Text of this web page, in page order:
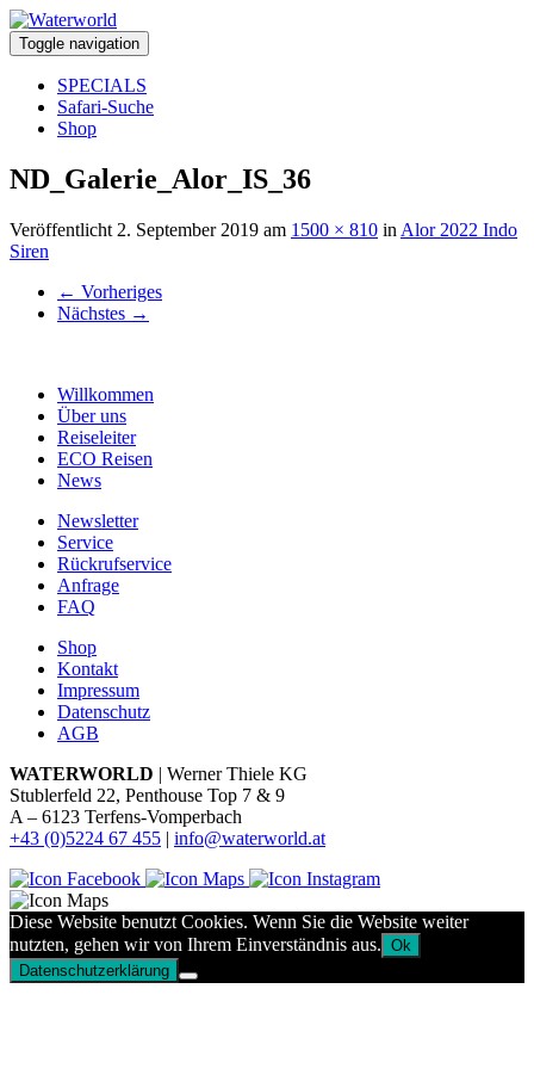
Toggle navigation
SPECIALS
Safari-Suche
Shop
ND_Galerie_Alor_IS_36
Veröffentlicht 2. September 2019 am 1500 × 810 in Alor 2022 Indo
Siren
← Vorheriges
Nächstes →
Willkommen
Über uns
Reiseleiter
ECO Reisen
News
Newsletter
Service
Rückrufservice
Anfrage
FAQ
Shop
Kontakt
Impressum
Datenschutz
AGB
WATERWORLD | Werner Thiele KG
Stublerfeld 22, Penthouse Top 7 & 9
A – 6123 Terfens-Vomperbach
+43 (0)5224 67 455 | info@waterworld.at
Diese Website benutzt Cookies. Wenn Sie die Website weiter
nutzten, gehen wir von Ihrem Einverständnis aus. Ok
Datenschutzerklärung